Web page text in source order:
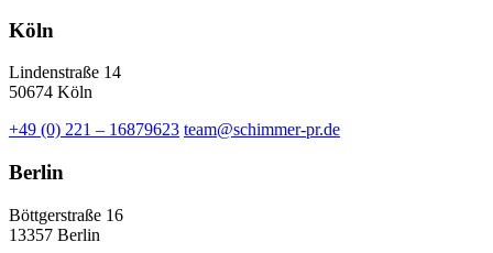
Köln
Lindenstraße 14
50674 Köln
+49 (0) 221 – 16879623 team@schimmer-pr.de
Berlin
Böttgerstraße 16
13357 Berlin